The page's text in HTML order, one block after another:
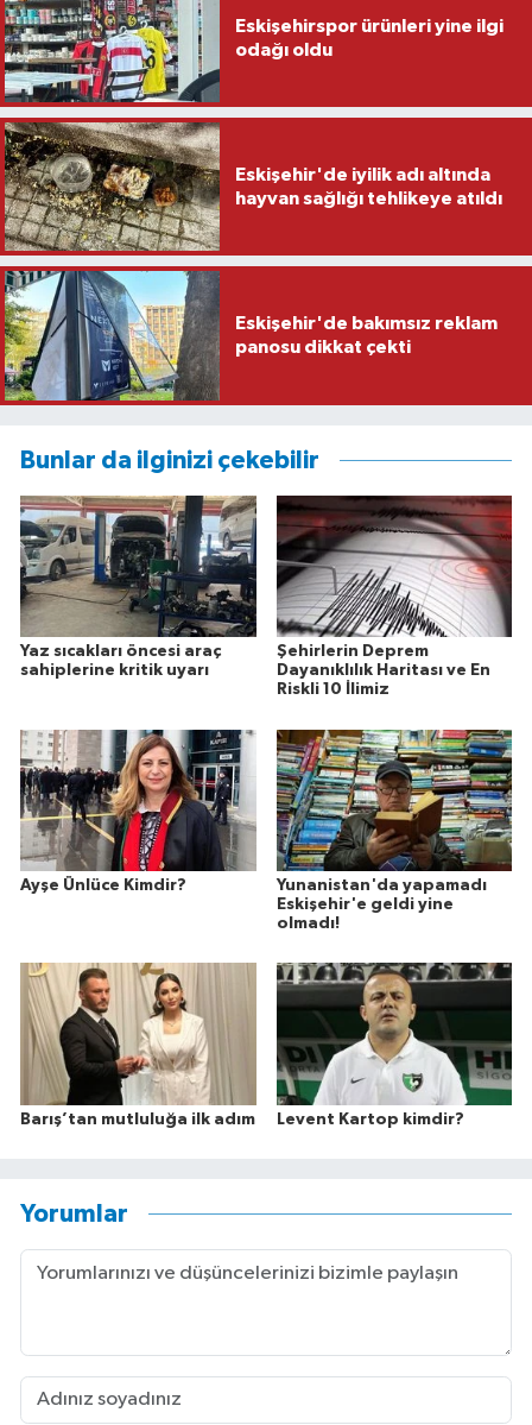
Eskişehirspor ürünleri yine ilgi
odağı oldu
Eskişehir'de iyilik adı altında
hayvan sağlığı tehlikeye atıldı
Eskişehir'de bakımsız reklam
panosu dikkat çekti
Bunlar da ilginizi çekebilir
Yaz sıcakları öncesi araç
sahiplerine kritik uyarı
Şehirlerin Deprem
Dayanıklılık Haritası ve En
Riskli 10 İlimiz
Ayşe Ünlüce Kimdir?
Yunanistan'da yapamadı
Eskişehir'e geldi yine
olmadı!
Barış’tan mutluluğa ilk adım Levent Kartop kimdir?
Yorumlar